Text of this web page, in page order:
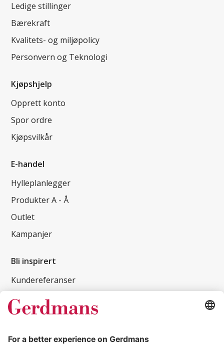
Ledige stillinger
Bærekraft
Kvalitets- og miljøpolicy
Personvern og Teknologi
Kjøpshjelp
Opprett konto
Spor ordre
Kjøpsvilkår
E-handel
Hylleplanlegger
Produkter A - Å
Outlet
Kampanjer
Bli inspirert
Kundereferanser
Magasin
Tips og guider
Kontakt